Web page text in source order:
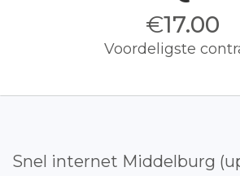
€17.00
Voordeligste
Snel internet Middelburg